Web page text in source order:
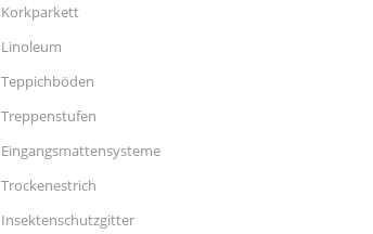
Korkparkett
Linoleum
Teppichböden
Treppenstufen
Eingangsmattensysteme
Trockenestrich
Insektenschutzgitter